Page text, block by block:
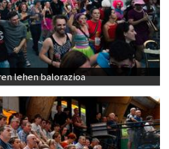
lehen balorazioa